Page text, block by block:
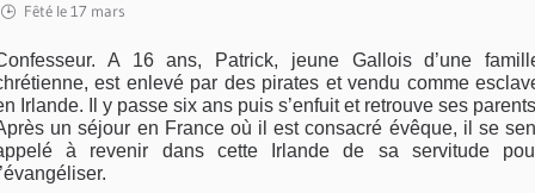
Fêté le 17 mars
A 16 ans, Patrick, jeune Gallois d’une
est enlevé par des pirates et vendu comme
Irlande. Il y passe six ans puis s’enfuit et retrouve ses
un séjour en France où il est consacré évêque, il se
à revenir dans cette Irlande de sa servitude